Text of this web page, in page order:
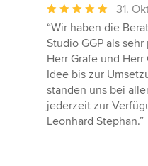
Durchschnittliche
Bewertung:
5
von
5
Sternen
31.
“Wir haben die
Studio GGP als
Herr Gräfe und
Idee bis zur
standen uns bei
jederzeit zur
Leonhard Stephan.”